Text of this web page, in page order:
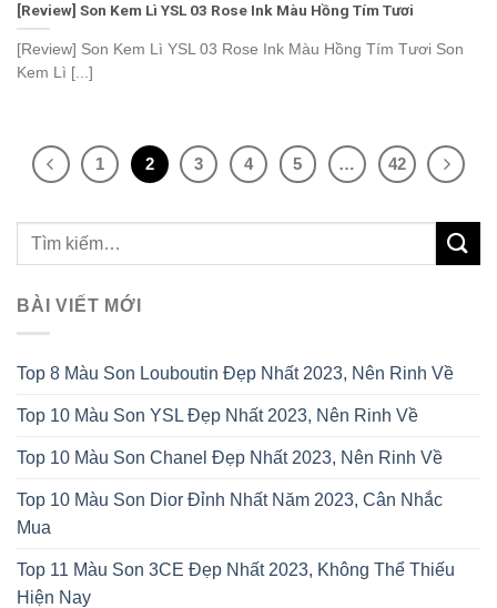
[Review] Son Kem Lì YSL 03 Rose Ink Màu Hồng Tím Tươi
[Review] Son Kem Lì YSL 03 Rose Ink Màu Hồng Tím Tươi Son
Kem Lì [...]
1 2 3 4 5 … 42
BÀI VIẾT MỚI
Top 8 Màu Son Louboutin Đẹp Nhất 2023, Nên Rinh Về
Top 10 Màu Son YSL Đẹp Nhất 2023, Nên Rinh Về
Top 10 Màu Son Chanel Đẹp Nhất 2023, Nên Rinh Về
Top 10 Màu Son Dior Đỉnh Nhất Năm 2023, Cân Nhắc
Mua
Top 11 Màu Son 3CE Đẹp Nhất 2023, Không Thể Thiếu
Hiện Nay